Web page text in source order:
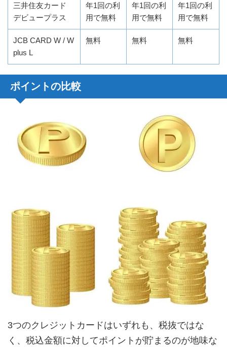
三井住友カード
デビュープラス
年1回の利
用で無料
年1回の利
用で無料
年1回の利
用で無料
JCB CARD W / W
plus L
無料 無料 無料
ポイントの比較
3つのクレジットカードはいずれも、税抜ではな
く、税込金額に対してポイントが貯まるのが地味な